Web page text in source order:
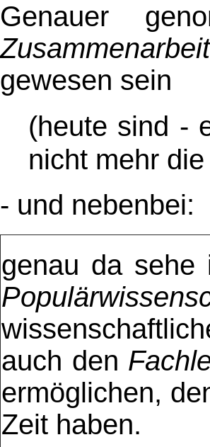
Genauer
gewesen sein
(heute sind -
nicht mehr
- und nebenbei:
genau da sehe
auch den
ermöglichen,
Zeit haben.